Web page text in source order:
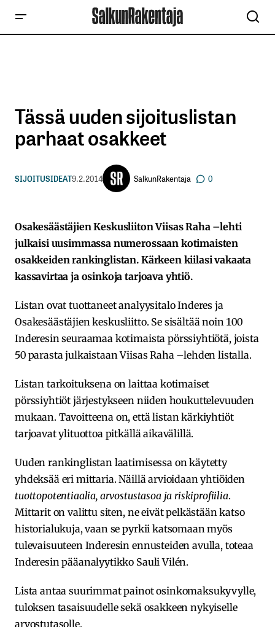
Tässä uuden sijoituslistan
parhaat osakkeet
SIJOITUSIDEAT9.2.2014 SalkunRakentaja 0
Osakesäästäjien Keskusliiton Viisas Raha –lehti
julkaisi uusimmassa numerossaan kotimaisten
osakkeiden rankinglistan. Kärkeen kiilasi vakaata
kassavirtaa ja osinkoja tarjoava yhtiö.
Listan ovat tuottaneet analyysitalo Inderes ja
Osakesäästäjien keskusliitto. Se sisältää noin 100
Inderesin seuraamaa kotimaista pörssiyhtiötä, joista
50 parasta julkaistaan Viisas Raha –lehden listalla.
Listan tarkoituksena on laittaa kotimaiset
pörssiyhtiöt järjestykseen niiden houkuttelevuuden
mukaan. Tavoitteena on, että listan kärkiyhtiöt
tarjoavat ylituottoa pitkällä aikavälillä.
Uuden rankinglistan laatimisessa on käytetty
yhdeksää eri mittaria. Näillä arvioidaan yhtiöiden
tuottopotentiaalia, arvostustasoa ja riskiprofiilia.
Mittarit on valittu siten, ne eivät pelkästään katso
historialukuja, vaan se pyrkii katsomaan myös
tulevaisuuteen Inderesin ennusteiden avulla, toteaa
Inderesin pääanalyytikko Sauli Vilén.
Lista antaa suurimmat painot osinkomaksukyvylle,
tuloksen tasaisuudelle sekä osakkeen nykyiselle
arvostutasolle.